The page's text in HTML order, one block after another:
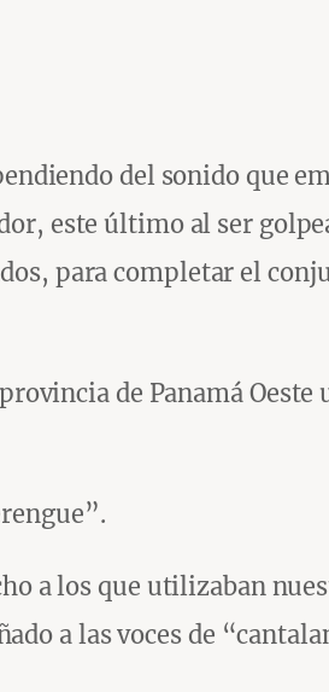
del sonido que
este último al ser
para completar el
de Panamá
a los que utilizaban
a las voces de